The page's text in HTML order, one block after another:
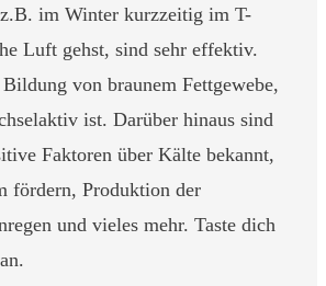
im Winter kurzzeitig im T-
Luft gehst, sind sehr effektiv.
von braunem Fettgewebe,
ist. Darüber hinaus sind
Faktoren über Kälte bekannt,
fördern, Produktion der
und vieles mehr. Taste dich